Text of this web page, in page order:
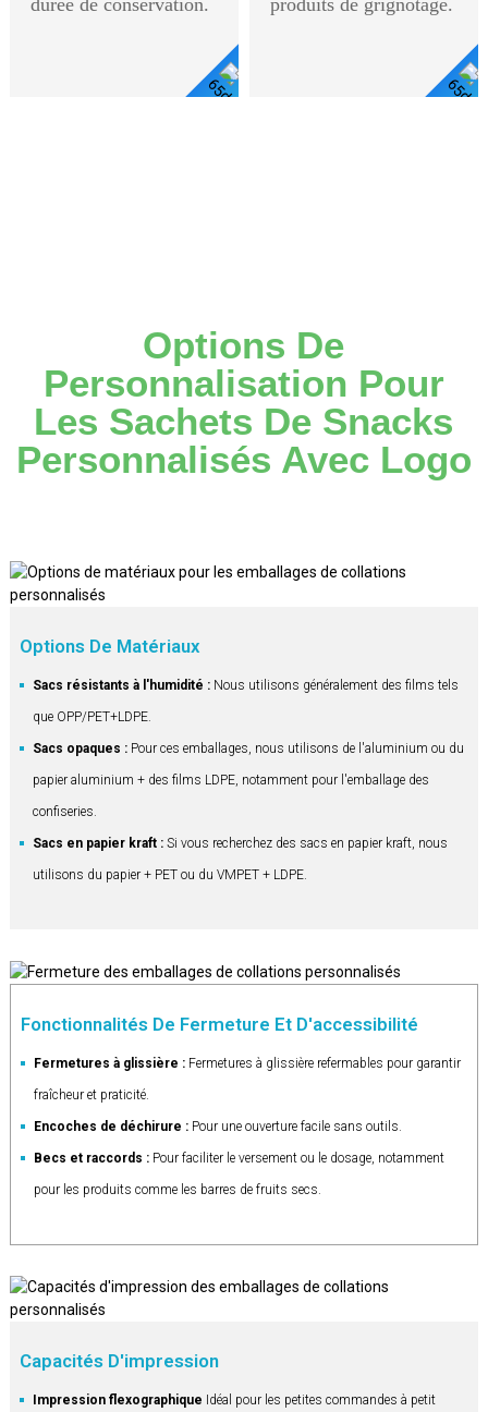
Options De
Personnalisation Pour
Les Sachets De Snacks
Personnalisés Avec Logo
Options De Matériaux
Sacs résistants à l'humidité :Nous utilisons généralement des films tels
que OPP/PET+LDPE.
Sacs opaques :Pour ces emballages, nous utilisons de l'aluminium ou du
papier aluminium + des films LDPE, notamment pour l'emballage des
confiseries.
Sacs en papier kraft :Si vous recherchez des sacs en papier kraft, nous
utilisons du papier + PET ou du VMPET + LDPE.
Fonctionnalités De Fermeture Et D'accessibilité
Fermetures à glissière :Fermetures à glissière refermables pour garantir
fraîcheur et praticité.
Encoches de déchirure :Pour une ouverture facile sans outils.
Becs et raccords :Pour faciliter le versement ou le dosage, notamment
pour les produits comme les barres de fruits secs.
Capacités D'impression
Impression flexographique Idéal pour les petites commandes à petit